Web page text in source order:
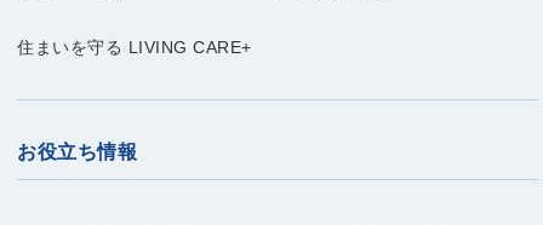
住まいを守る LIVING CARE+
お役立ち情報